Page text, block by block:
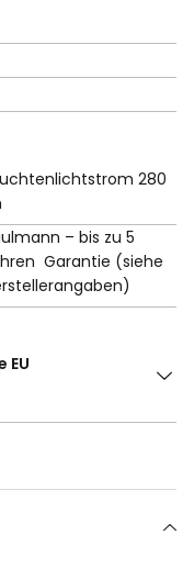
280
– bis zu 5
Garantie (siehe
EU